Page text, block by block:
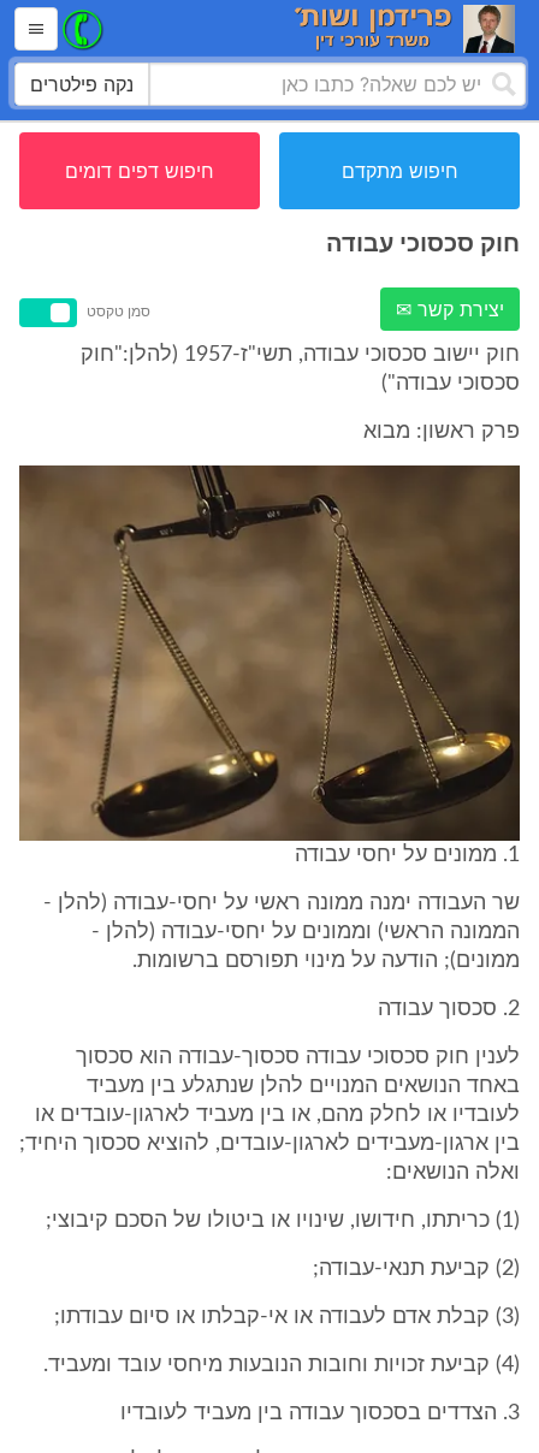
נקה פילטרים
חיפוש מתקדם חיפוש דפים דומים
חוק סכסוכי עבודה
יצירת קשר ✉ סמן טקסט
חוק יישוב סכסוכי עבודה, תשי"ז-1957 (להלן:"חוק
סכסוכי עבודה")
פרק ראשון: מבוא
1. ממונים על יחסי עבודה
שר העבודה ימנה ממונה ראשי על יחסי-עבודה (להלן -
הממונה הראשי) וממונים על יחסי-עבודה (להלן -
ממונים); הודעה על מינוי תפורסם ברשומות.
2. סכסוך עבודה
לענין חוק סכסוכי עבודה סכסוך-עבודה הוא סכסוך
באחד הנושאים המנויים להלן שנתגלע בין מעביד
לעובדיו או לחלק מהם, או בין מעביד לארגון-עובדים או
בין ארגון-מעבידים לארגון-עובדים, להוציא סכסוך היחיד;
ואלה הנושאים:
(1) כריתתו, חידושו, שינויו או ביטולו של הסכם קיבוצי;
(2) קביעת תנאי-עבודה;
(3) קבלת אדם לעבודה או אי-קבלתו או סיום עבודתו;
(4) קביעת זכויות וחובות הנובעות מיחסי עובד ומעביד.
3. הצדדים בסכסוך עבודה בין מעביד לעובדיו